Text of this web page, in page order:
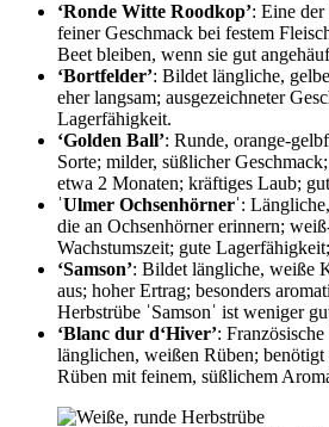
‘Ronde Witte Roodkop’: Eine der
feiner Geschmack bei festem
Beet bleiben, wenn sie gut
‘Bortfelder’: Bildet längliche,
eher langsam; ausgezeichneter
Lagerfähigkeit.
‘Golden Ball’: Runde, orange-
Sorte; milder, süßlicher
etwa 2 Monaten; kräftiges Laub;
ˈUlmer Ochsenhörnerˈ:
die an Ochsenhörner erinnern;
Wachstumszeit; gute
‘Samson’: Bildet längliche, weiße
aus; hoher Ertrag; besonders
Herbstrübe ˈSamsonˈ ist weniger
‘Blanc dur d‘Hiver’:
länglichen, weißen Rüben; benötigt
Rüben mit feinem, süßlichem